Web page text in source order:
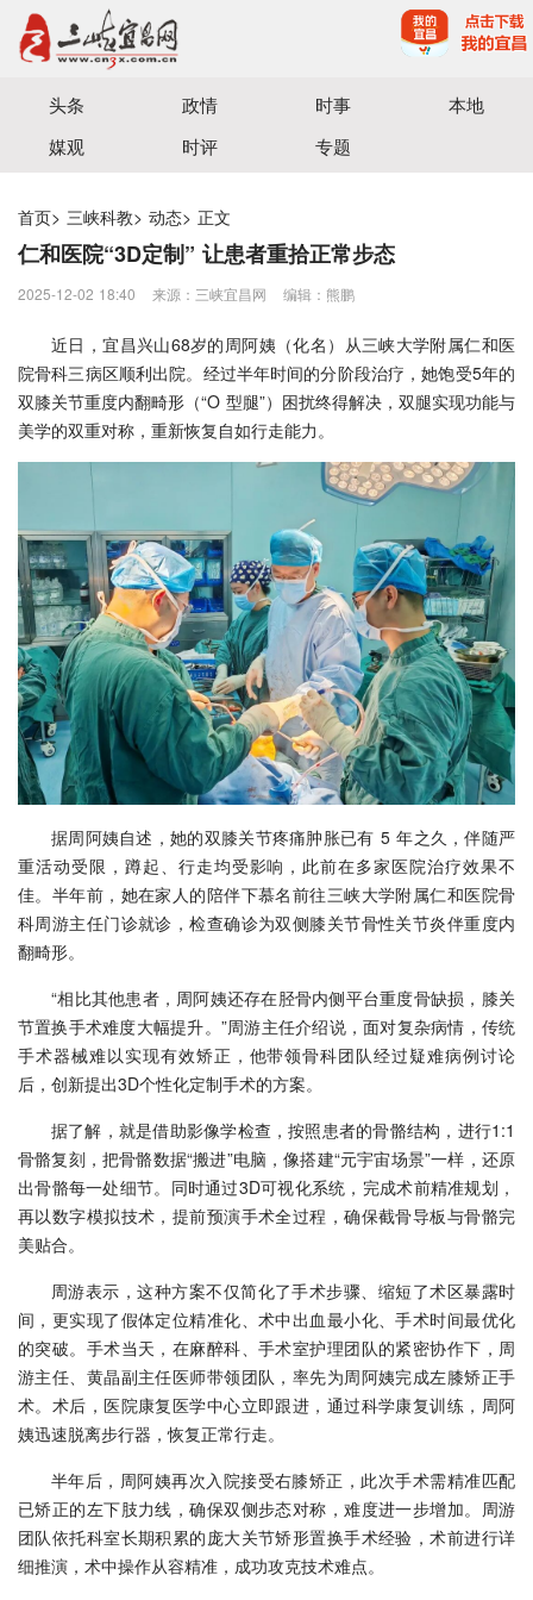
宜昌三峡融媒体中心主办
头条 政情 时事
本地
媒观
时评 专题
首页> 三峡科教> 动态> 正文
仁和医院“3D定制” 让患者重拾正常步态
2025-12-02 18:40 来源：三峡宜昌网 编辑：熊鹏
近日，宜昌兴山68岁的周阿姨（化名）从三峡大学附属仁和医
院骨科三病区顺利出院。经过半年时间的分阶段治疗，她饱受5年的
双膝关节重度内翻畸形（“O 型腿”）困扰终得解决，双腿实现功能与
美学的双重对称，重新恢复自如行走能力。
据周阿姨自述，她的双膝关节疼痛肿胀已有 5 年之久，伴随严
重活动受限，蹲起、行走均受影响，此前在多家医院治疗效果不
佳。半年前，她在家人的陪伴下慕名前往三峡大学附属仁和医院骨
科周游主任门诊就诊，检查确诊为双侧膝关节骨性关节炎伴重度内
翻畸形。
“相比其他患者，周阿姨还存在胫骨内侧平台重度骨缺损，膝关
节置换手术难度大幅提升。”周游主任介绍说，面对复杂病情，传统
手术器械难以实现有效矫正，他带领骨科团队经过疑难病例讨论
后，创新提出3D个性化定制手术的方案。
据了解，就是借助影像学检查，按照患者的骨骼结构，进行1:1
骨骼复刻，把骨骼数据“搬进”电脑，像搭建“元宇宙场景”一样，还原
出骨骼每一处细节。同时通过3D可视化系统，完成术前精准规划，
再以数字模拟技术，提前预演手术全过程，确保截骨导板与骨骼完
美贴合。
周游表示，这种方案不仅简化了手术步骤、缩短了术区暴露时
间，更实现了假体定位精准化、术中出血最小化、手术时间最优化
的突破。手术当天，在麻醉科、手术室护理团队的紧密协作下，周
游主任、黄晶副主任医师带领团队，率先为周阿姨完成左膝矫正手
术。术后，医院康复医学中心立即跟进，通过科学康复训练，周阿
姨迅速脱离步行器，恢复正常行走。
半年后，周阿姨再次入院接受右膝矫正，此次手术需精准匹配
已矫正的左下肢力线，确保双侧步态对称，难度进一步增加。周游
团队依托科室长期积累的庞大关节矫形置换手术经验，术前进行详
细推演，术中操作从容精准，成功攻克技术难点。